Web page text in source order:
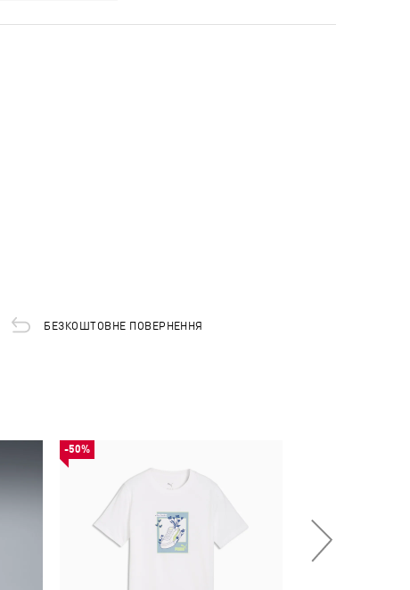
БЕЗКОШТОВНЕ ПОВЕРНЕННЯ
-50%